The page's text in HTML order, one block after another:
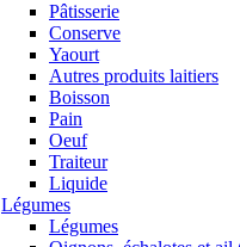
Pâtisserie
Conserve
Yaourt
Autres produits laitiers
Boisson
Pain
Oeuf
Traiteur
Liquide
Légumes
Légumes